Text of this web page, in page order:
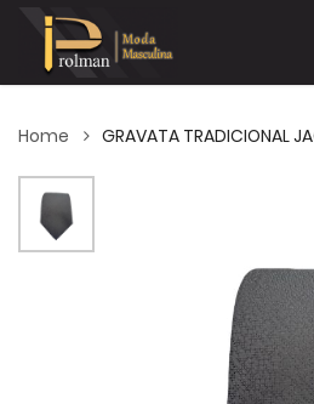
Home GRAVATA TRADICIONAL